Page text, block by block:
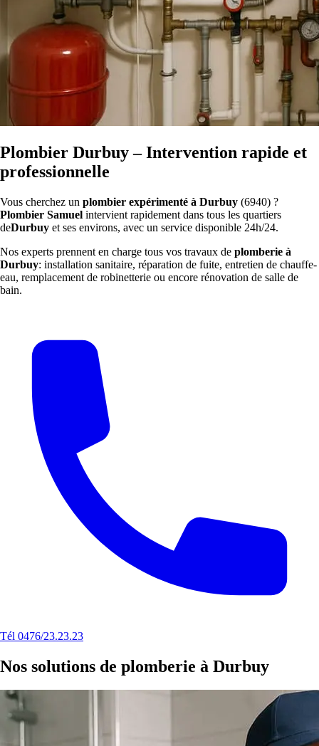
Plombier Durbuy – Intervention rapide et
professionnelle
Vous cherchez un plombier expérimenté à Durbuy (6940) ?
Plombier Samuel intervient rapidement dans tous les quartiers
deDurbuy et ses environs, avec un service disponible 24h/24.
Nos experts prennent en charge tous vos travaux de plomberie à
Durbuy: installation sanitaire, réparation de fuite, entretien de chauffe-
eau, remplacement de robinetterie ou encore rénovation de salle de
bain.
Tél 0476/23.23.23
Nos solutions de plomberie à Durbuy